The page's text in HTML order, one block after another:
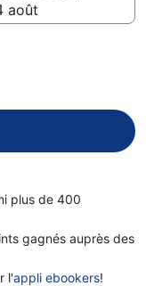
août
plus de 400
gagnés auprès des
l'appli ebookers!